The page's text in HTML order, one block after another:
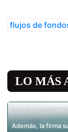
flujos de
LO MÁS
Además, la firma